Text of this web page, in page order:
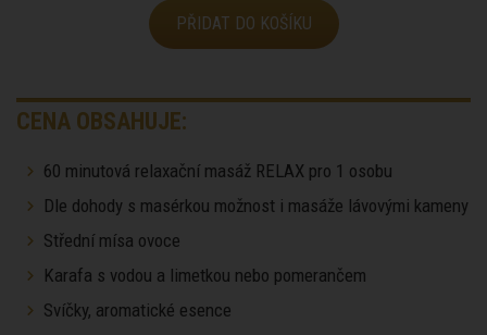
PŘIDAT DO KOŠÍKU
CENA OBSAHUJE:
60 minutová relaxační masáž RELAX pro 1 osobu
Dle dohody s masérkou možnost i masáže lávovými kameny
Střední mísa ovoce
Karafa s vodou a limetkou nebo pomerančem
Svíčky, aromatické esence